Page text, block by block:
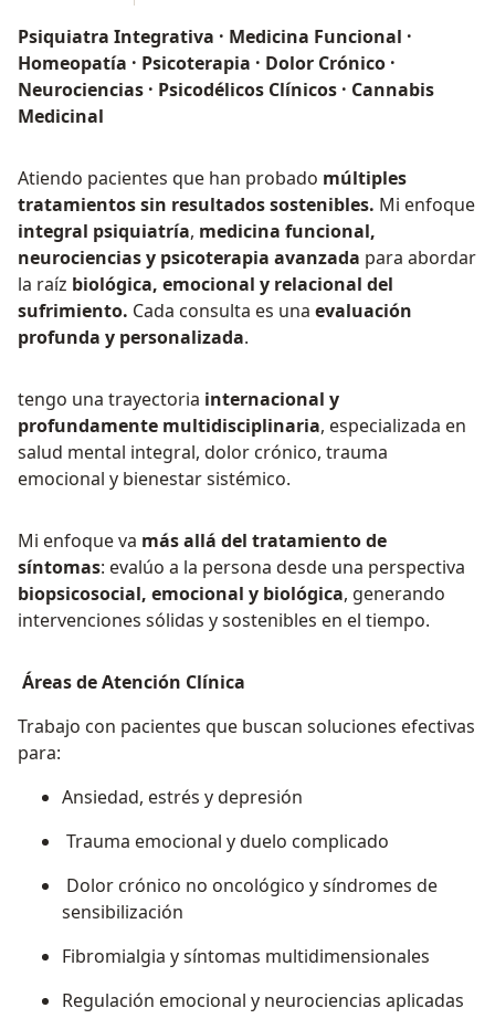
Psiquiatra Integrativa · Medicina Funcional ·
Homeopatía · Psicoterapia · Dolor Crónico ·
Neurociencias · Psicodélicos Clínicos · Cannabis
Medicinal
Atiendo pacientes que han probado múltiples
tratamientos sin resultados sostenibles. Mi enfoque
integral psiquiatría, medicina funcional,
neurociencias y psicoterapia avanzada para abordar
la raíz biológica, emocional y relacional del
sufrimiento. Cada consulta es una evaluación
profunda y personalizada.
tengo una trayectoria internacional y
profundamente multidisciplinaria, especializada en
salud mental integral, dolor crónico, trauma
emocional y bienestar sistémico.
Mi enfoque va más allá del tratamiento de
síntomas: evalúo a la persona desde una perspectiva
biopsicosocial, emocional y biológica, generando
intervenciones sólidas y sostenibles en el tiempo.
Áreas de Atención Clínica
Trabajo con pacientes que buscan soluciones efectivas
para:
Ansiedad, estrés y depresión
Trauma emocional y duelo complicado
Dolor crónico no oncológico y síndromes de
sensibilización
Fibromialgia y síntomas multidimensionales
Regulación emocional y neurociencias aplicadas